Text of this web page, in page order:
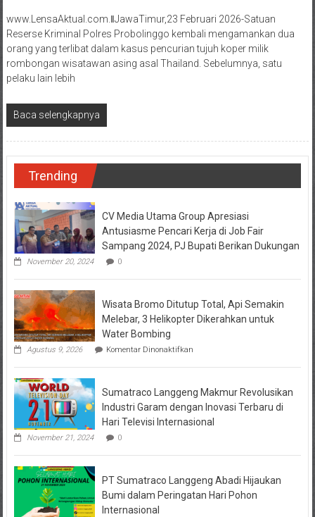
www.LensaAktual.com.ǁJawaTimur,23 Februari 2026-Satuan
Reserse Kriminal Polres Probolinggo kembali mengamankan dua
orang yang terlibat dalam kasus pencurian tujuh koper milik
rombongan wisatawan asing asal Thailand. Sebelumnya, satu
pelaku lain lebih
Baca selengkapnya
Trending
CV Media Utama Group Apresiasi
Antusiasme Pencari Kerja di Job Fair
Sampang 2024, PJ Bupati Berikan Dukungan
November 20, 2024 0
Wisata Bromo Ditutup Total, Api Semakin
Melebar, 3 Helikopter Dikerahkan untuk
Water Bombing
Agustus 9, 2026 Komentar Dinonaktifkanpada
Bromo
Total,
Semakin
Melebar,
Dikerahkan
Water
Bombing
Sumatraco Langgeng Makmur Revolusikan
Industri Garam dengan Inovasi Terbaru di
Hari Televisi Internasional
November 21, 2024 0
PT Sumatraco Langgeng Abadi Hijaukan
Bumi dalam Peringatan Hari Pohon
Internasional